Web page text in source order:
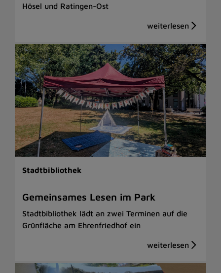
Hösel und Ratingen-Ost
Stadtbibliothek
Gemeinsames Lesen im Park
Stadtbibliothek lädt an zwei Terminen auf die
Grünfläche am Ehrenfriedhof ein